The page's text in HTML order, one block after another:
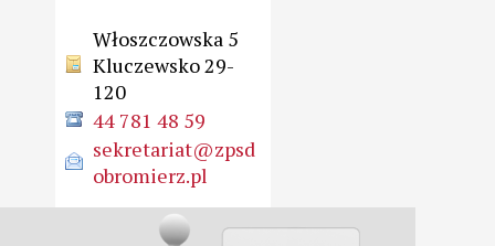
Włoszczowska 5
Kluczewsko 29-
120
44 781 48 59
sekretariat@zpsd
obromierz.pl